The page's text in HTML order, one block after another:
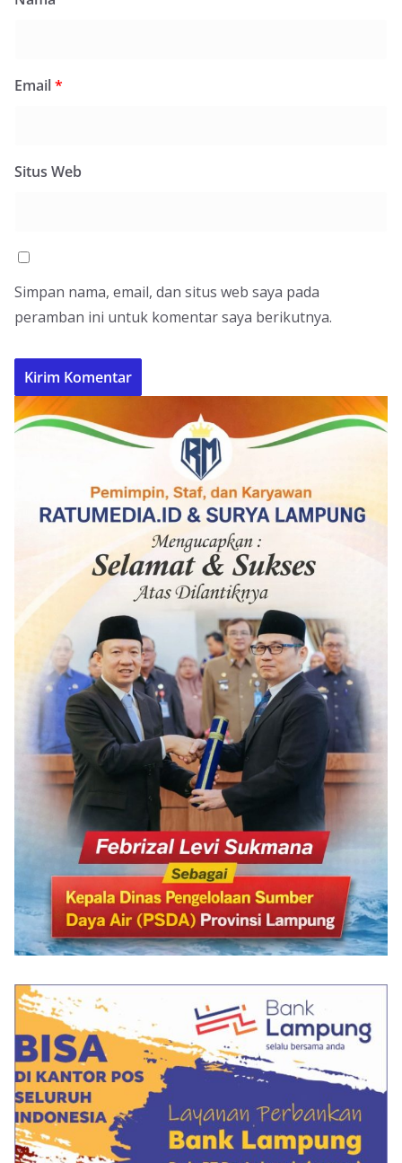
Email*
Situs Web
Simpan nama, email, dan situs web saya pada
peramban ini untuk komentar saya berikutnya.